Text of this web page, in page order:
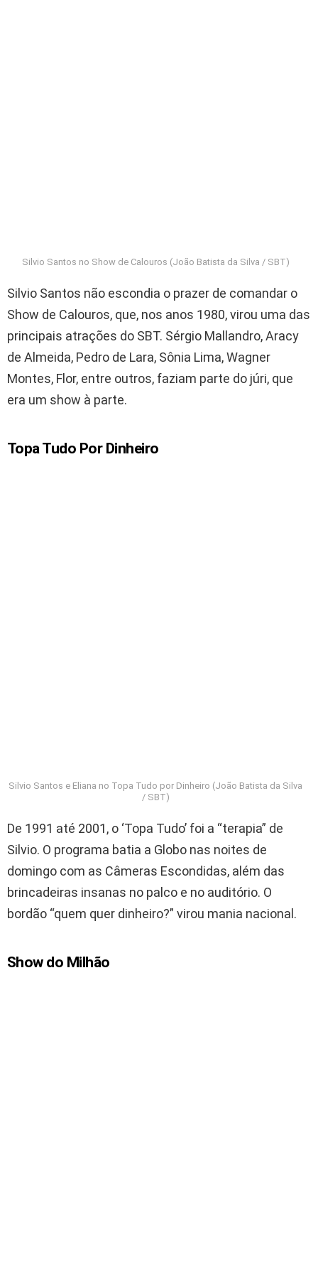
Silvio Santos no Show de Calouros (João Batista da Silva / SBT)
Silvio Santos não escondia o prazer de comandar o
Show de Calouros, que, nos anos 1980, virou uma das
principais atrações do SBT. Sérgio Mallandro, Aracy
de Almeida, Pedro de Lara, Sônia Lima, Wagner
Montes, Flor, entre outros, faziam parte do júri, que
era um show à parte.
Topa Tudo Por Dinheiro
Silvio Santos e Eliana no Topa Tudo por Dinheiro (João Batista da Silva
/ SBT)
De 1991 até 2001, o ‘Topa Tudo’ foi a “terapia” de
Silvio. O programa batia a Globo nas noites de
domingo com as Câmeras Escondidas, além das
brincadeiras insanas no palco e no auditório. O
bordão “quem quer dinheiro?” virou mania nacional.
Show do Milhão